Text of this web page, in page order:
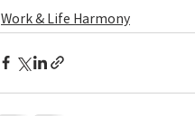
Work & Life Harmony